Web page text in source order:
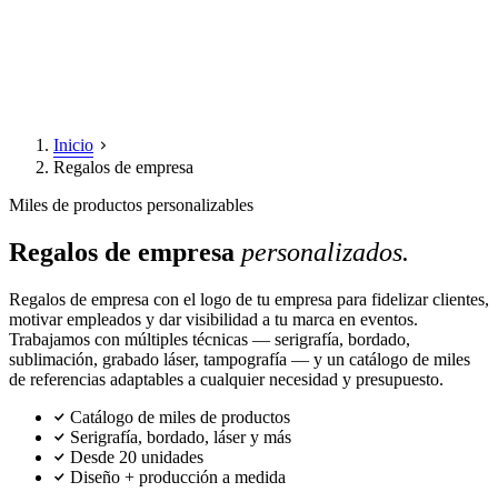
Inicio
Regalos de empresa
Miles de productos personalizables
Regalos de empresa personalizados.
Regalos de empresa con el logo de tu empresa para fidelizar clientes,
motivar empleados y dar visibilidad a tu marca en eventos.
Trabajamos con múltiples técnicas — serigrafía, bordado,
sublimación, grabado láser, tampografía — y un catálogo de miles
de referencias adaptables a cualquier necesidad y presupuesto.
Catálogo de miles de productos
Serigrafía, bordado, láser y más
Desde 20 unidades
Diseño + producción a medida